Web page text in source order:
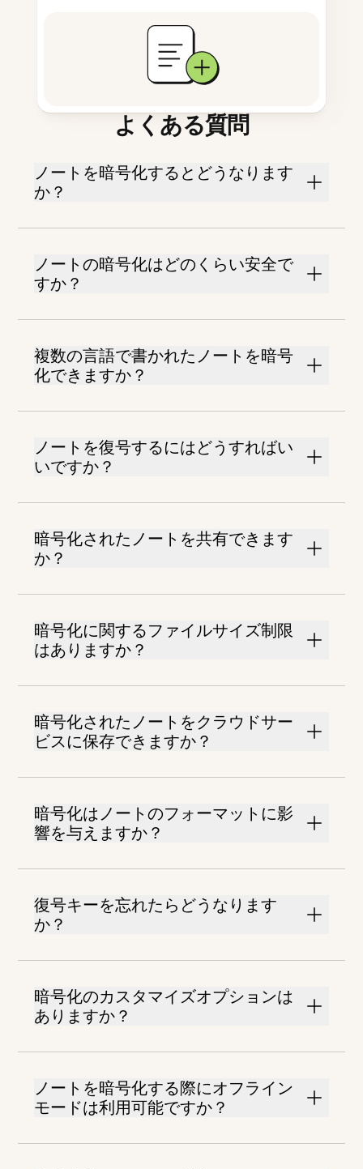
よくある質問
ノートを暗号化するとどうなります
か？
ノートの暗号化はどのくらい安全で
すか？
複数の言語で書かれたノートを暗号
化できますか？
ノートを復号するにはどうすればい
いですか？
暗号化されたノートを共有できます
か？
暗号化に関するファイルサイズ制限
はありますか？
暗号化されたノートをクラウドサー
ビスに保存できますか？
暗号化はノートのフォーマットに影
響を与えますか？
復号キーを忘れたらどうなります
か？
暗号化のカスタマイズオプションは
ありますか？
ノートを暗号化する際にオフライン
モードは利用可能ですか？